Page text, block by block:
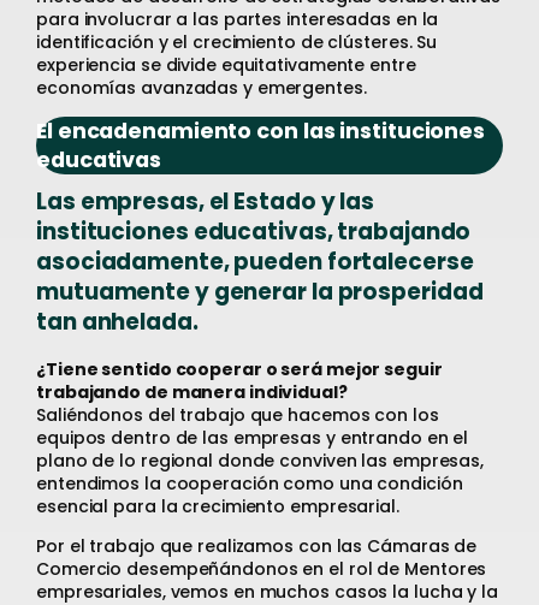
para involucrar a las partes interesadas en la
identificación y el crecimiento de clústeres. Su
experiencia se divide equitativamente entre
economías avanzadas y emergentes.
El encadenamiento con las instituciones
educativas
Las empresas, el Estado y las
instituciones educativas, trabajando
asociadamente, pueden fortalecerse
mutuamente y generar la prosperidad
tan anhelada.
¿Tiene sentido cooperar o será mejor seguir
trabajando de manera individual?
Saliéndonos del trabajo que hacemos con los
equipos dentro de las empresas y entrando en el
plano de lo regional donde conviven las empresas,
entendimos la cooperación como una condición
esencial para la crecimiento empresarial.
Por el trabajo que realizamos con las Cámaras de
Comercio desempeñándonos en el rol de Mentores
empresariales, vemos en muchos casos la lucha y la